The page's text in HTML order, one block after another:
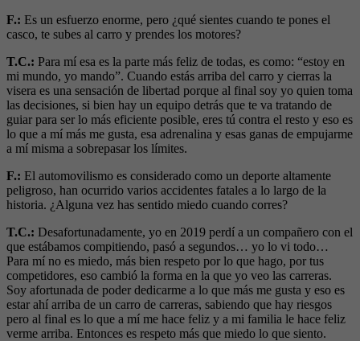
F.: Es un esfuerzo enorme, pero ¿qué sientes cuando te pones el
casco, te subes al carro y prendes los motores?
T.C.: Para mí esa es la parte más feliz de todas, es como: “estoy en
mi mundo, yo mando”. Cuando estás arriba del carro y cierras la
visera es una sensación de libertad porque al final soy yo quien toma
las decisiones, si bien hay un equipo detrás que te va tratando de
guiar para ser lo más eficiente posible, eres tú contra el resto y eso es
lo que a mí más me gusta, esa adrenalina y esas ganas de empujarme
a mí misma a sobrepasar los límites.
F.: El automovilismo es considerado como un deporte altamente
peligroso, han ocurrido varios accidentes fatales a lo largo de la
historia. ¿Alguna vez has sentido miedo cuando corres?
T.C.: Desafortunadamente, yo en 2019 perdí a un compañero con el
que estábamos compitiendo, pasó a segundos… yo lo vi todo…
Para mí no es miedo, más bien respeto por lo que hago, por tus
competidores, eso cambió la forma en la que yo veo las carreras.
Soy afortunada de poder dedicarme a lo que más me gusta y eso es
estar ahí arriba de un carro de carreras, sabiendo que hay riesgos
pero al final es lo que a mí me hace feliz y a mi familia le hace feliz
verme arriba. Entonces es respeto más que miedo lo que siento.